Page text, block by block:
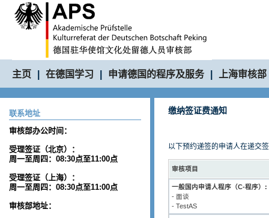
主页 在德国学习 申请德国的程序及服务 上海审核部
联系地址
审核部办公时间：
受理签证（北京）：
周一至周四：08:30点至11:00点
受理签证（上海）：
周一至周四：08:30点至11:00点
审核部地址：
缴纳签证费通知
以下预约递签的申请人在递交
审核项目
一般国内申请人程序（C-程序）:
- 面谈
- TestAS